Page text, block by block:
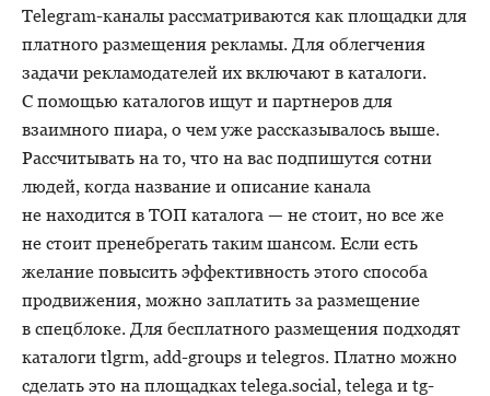
Telegram-каналы рассматриваются как площадки для
платного размещения рекламы. Для облегчения
задачи рекламодателей их включают в каталоги.
С помощью каталогов ищут и партнеров для
взаимного пиара, о чем уже рассказывалось выше.
Рассчитывать на то, что на вас подпишутся сотни
людей, когда название и описание канала
не находится в ТОП каталога — не стоит, но все же
не стоит пренебрегать таким шансом. Если есть
желание повысить эффективность этого способа
продвижения, можно заплатить за размещение
в спецблоке. Для бесплатного размещения подходят
каталоги tlgrm, add-groups и telegros. Платно можно
сделать это на площадках telega.social, telega и tg-